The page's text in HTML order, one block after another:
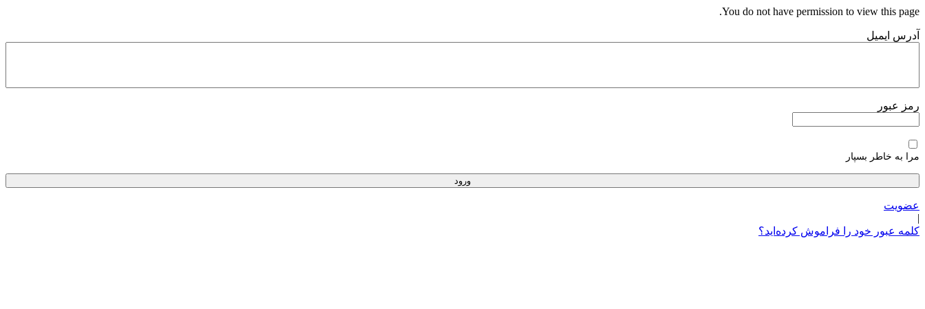
پرش
محتوا
You do not have permission to view this page.
آدرس ایمیل
رمز عبور
مرا به خاطر بسپار
عضویت
|
کلمه عبور خود را فراموش کرده‌اید؟